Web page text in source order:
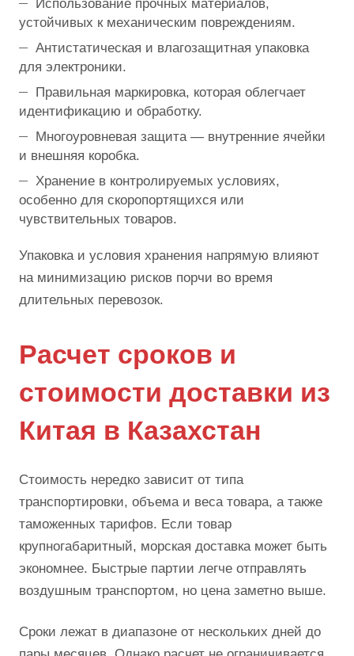
Использование прочных материалов,
устойчивых к механическим повреждениям.
Антистатическая и влагозащитная упаковка
для электроники.
Правильная маркировка, которая облегчает
идентификацию и обработку.
Многоуровневая защита — внутренние ячейки
и внешняя коробка.
Хранение в контролируемых условиях,
особенно для скоропортящихся или
чувствительных товаров.
Упаковка и условия хранения напрямую влияют
на минимизацию рисков порчи во время
длительных перевозок.
Расчет сроков и
стоимости доставки из
Китая в Казахстан
Стоимость нередко зависит от типа
транспортировки, объема и веса товара, а также
таможенных тарифов. Если товар
крупногабаритный, морская доставка может быть
экономнее. Быстрые партии легче отправлять
воздушным транспортом, но цена заметно выше.
Сроки лежат в диапазоне от нескольких дней до